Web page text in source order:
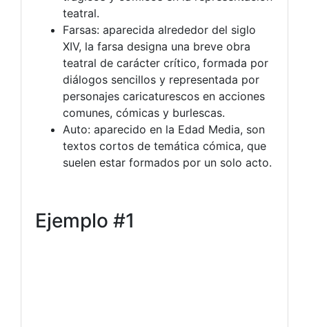
teatral.
Farsas: aparecida alrededor del siglo
XIV, la farsa designa una breve obra
teatral de carácter crítico, formada por
diálogos sencillos y representada por
personajes caricaturescos en acciones
comunes, cómicas y burlescas.
Auto: aparecido en la Edad Media, son
textos cortos de temática cómica, que
suelen estar formados por un solo acto.
Ejemplo #1